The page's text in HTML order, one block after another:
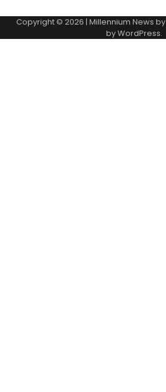
Copyright © 2026 | Millennium News by
byWordPress.